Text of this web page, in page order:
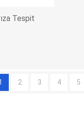
Tespit
2 3 4 5